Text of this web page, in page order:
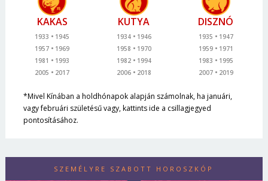
KAKAS
1933
1945
1957
1969
1981
1993
2005
2017
KUTYA
1934
1946
1958
1970
1982
1994
2006
2018
DISZNÓ
1935
1947
1959
1971
1983
1995
2007
2019
*Mivel Kínában a holdhónapok alapján számolnak, ha januári,
vagy februári születésű vagy, kattints ide a csillagjegyed
pontosításához.
SZEMÉLYRE SZABOTT HOROSZKÓP